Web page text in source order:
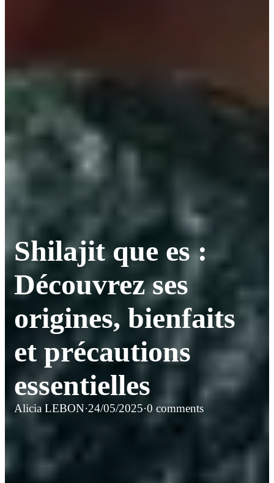
Shilajit que es :
Découvrez ses
origines, bienfaits
et précautions
essentielles
Alicia LEBON·24/05/2025·0 comments